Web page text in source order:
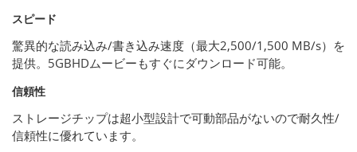
スピード
驚異的な読み込み/書き込み速度（最大2,500/1,500 MB/s）を
提供。5GBHDムービーもすぐにダウンロード可能。
信頼性
ストレージチップは超小型設計で可動部品がないので耐久性/
信頼性に優れています。